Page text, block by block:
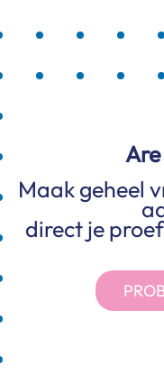
Are
Maak geheel
direct je